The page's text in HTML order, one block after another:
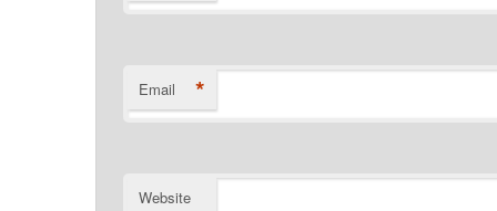
Email *
Website